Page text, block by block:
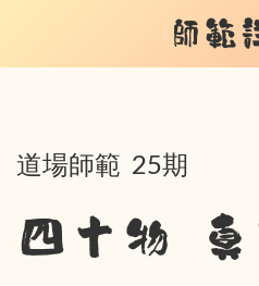
師範
道場師範 25期
四十物 真